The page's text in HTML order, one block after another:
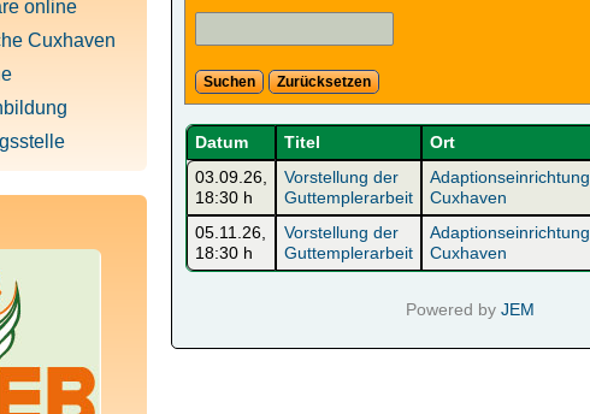
Suchen Zurücksetzen
Datum Titel Ort
03.09.26,
18:30 h
Vorstellung der
Guttemplerarbeit
Adaptionseinrichtung
Cuxhaven
05.11.26,
18:30 h
Vorstellung der
Guttemplerarbeit
Adaptionseinrichtung
Cuxhaven
Powered by JEM
online
Cuxhaven